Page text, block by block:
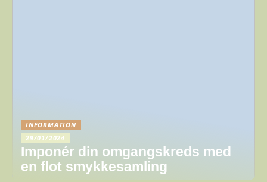
INFORMATION
29/01/2024
Imponér din omgangskreds med
en flot smykkesamling